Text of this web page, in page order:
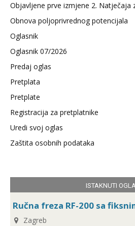
Objavljene prve izmjene 2. Natječaja
Obnova poljoprivrednog potencijala
Oglasnik
Oglasnik 07/2026
Predaj oglas
Pretplata
Pretplate
Registracija za pretplatnike
Uredi svoj oglas
Zaštita osobnih podataka
ISTAKNUTI
Ručna freza RF-200 sa
Zagreb